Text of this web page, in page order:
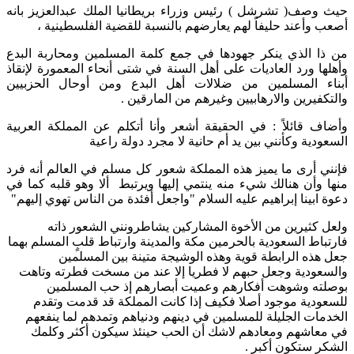
حيث وصف( تشرشل ) رئيس وزراء بريطانيا الملك عبدالعزيز بانه
أصعب وأعند حليفاً لهم يعارضهم بالنسبة للقضية الفلسطينية ،
من ذا الذي ينكر جهودها في جمع كلمة المسلمين ومحاربة البدع
وأهلها ورد العاديات على أهل السنة في شتى أنحاء المعمورة لإنقاذ
أبناء المسلمين من ضلالات أهل البدع ومن أوحال الحزبيين
والتكفيرين والارهابيين وغيرهم من المارقين .
وأضاف قائلاً : في الحقيقة أشعر وأنا أتكلم عن المملكة العربية
السعودية وكأنني بين يد أم حانية لا مجرد دولة راعية
فإنني أرى ما يميز هذه المملكة شعور كل مسلم في العالم أنه فرد
منها وأن هنالك شيء منه ينتمي إليها ويرتبط ألا وهو قلبه كما في
دعوة ابينا إبراهيم عليه السلام "واجعل أفئدة من الناس تهوي إليهم"
ولعل كثيرين من الأخوة المشاركين يشاطرونني الشعور ذاته
فارتباط السعودية بالحرمين مكة والمدينة وارتباط قلبٍ المسلم بهما
جعل هذه الرابطة قوية وهذه الوشيجة متينة بين المسلمين
والسعودية وجعل حبهم لا فطريا إلا عند من مسخت فطرته وتاهت
بوصلته وشوهت أفكارهم وعميت أبصارهم إذ حب المسلمين
للسعودية موجود أصلا فكيف إذا كانت المملكة قد قدمت وتقدم
الخدمات الجليلة للمسلمين في دينهم ودنياهم وتمدهم لما ينفعهم
في معاشهم ومعادهم لاشك أن الحب حينئذ سيكون أكثر وكلمك
الشكر ستكون أكبر .